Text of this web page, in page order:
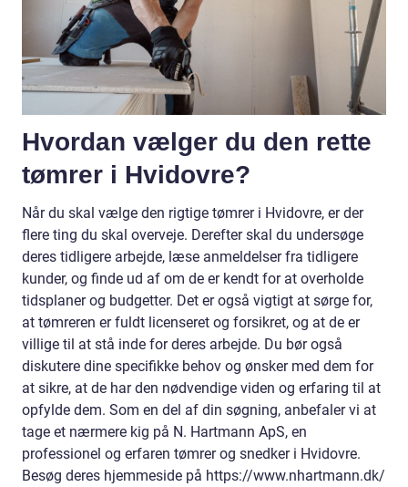
Hvordan vælger du den rette
tømrer i Hvidovre?
Når du skal vælge den rigtige tømrer i Hvidovre, er der
flere ting du skal overveje. Derefter skal du undersøge
deres tidligere arbejde, læse anmeldelser fra tidligere
kunder, og finde ud af om de er kendt for at overholde
tidsplaner og budgetter. Det er også vigtigt at sørge for,
at tømreren er fuldt licenseret og forsikret, og at de er
villige til at stå inde for deres arbejde. Du bør også
diskutere dine specifikke behov og ønsker med dem for
at sikre, at de har den nødvendige viden og erfaring til at
opfylde dem. Som en del af din søgning, anbefaler vi at
tage et nærmere kig på N. Hartmann ApS, en
professionel og erfaren tømrer og snedker i Hvidovre.
Besøg deres hjemmeside på https://www.nhartmann.dk/